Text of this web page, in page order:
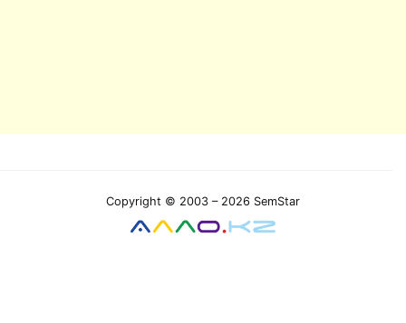
Copyright © 2003 – 2026 SemStar